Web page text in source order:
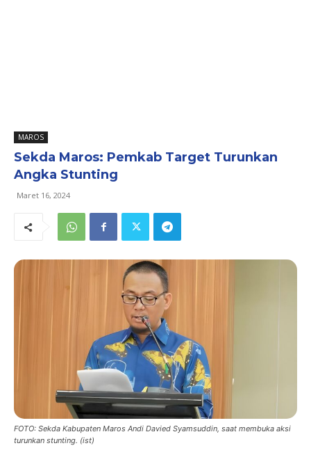
MAROS
Sekda Maros: Pemkab Target Turunkan
Angka Stunting
Maret 16, 2024
FOTO: Sekda Kabupaten Maros Andi Davied Syamsuddin, saat membuka aksi
turunkan stunting. (ist)